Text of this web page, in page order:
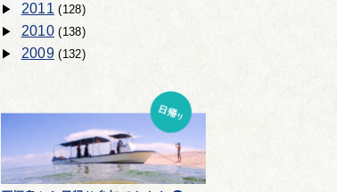
2011(128)
2010(138)
2009(132)